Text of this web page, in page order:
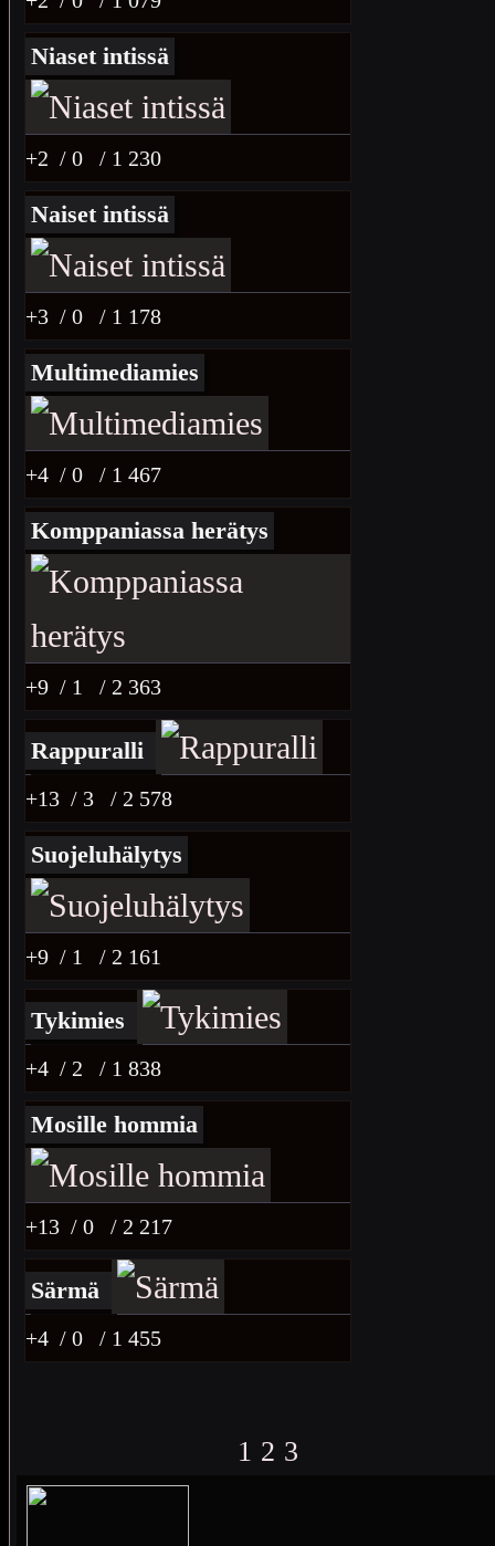
Niaset intissä
+2 / 0 / 1 230
Naiset intissä
+3 / 0 / 1 178
Multimediamies
+4 / 0 / 1 467
Komppaniassa herätys
+9 / 1 / 2 363
Rappuralli
+13 / 3 / 2 578
Suojeluhälytys
+9 / 1 / 2 161
Tykimies
+4 / 2 / 1 838
Mosille hommia
+13 / 0 / 2 217
Särmä
+4 / 0 / 1 455
1 2 3